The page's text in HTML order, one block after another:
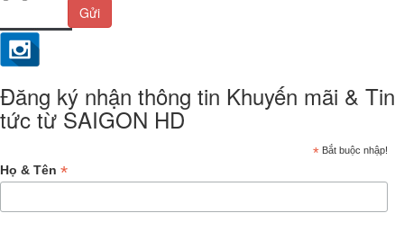
Gửi
Đăng ký nhận thông tin Khuyến mãi & Tin
tức từ SAIGON HD
* Bắt buộc nhập!
Họ & Tên *